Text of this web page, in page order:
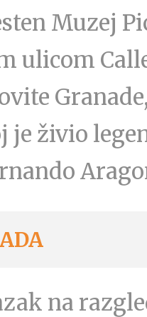
Muzej
ulicom
je živio
na